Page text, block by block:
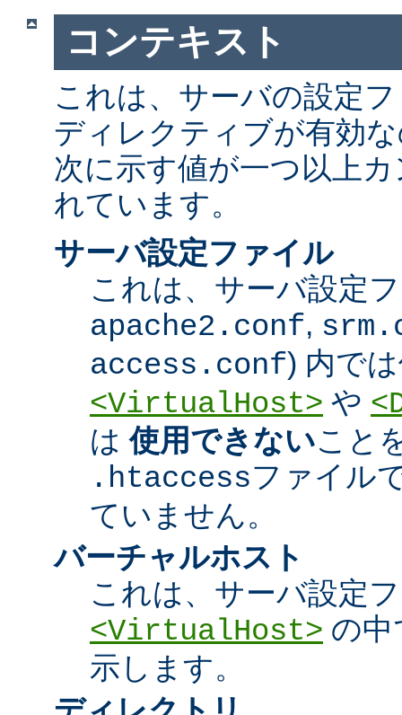
コンテキスト
これは、サーバの設定
ディレクティブが有効
次に示す値が一つ以上
れています。
サーバ設定ファイル
これは、サーバ設定
apache2.conf,
access.conf) 内で
<VirtualHost> や
は使用できないこと
.htaccessファイル
ていません。
バーチャルホスト
これは、サーバ設定
<VirtualHost> の中
示します。